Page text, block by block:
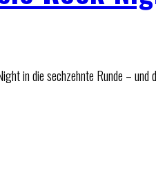
in die sechzehnte Runde – und